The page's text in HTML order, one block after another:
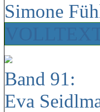
Simone
Band 91:
Eva